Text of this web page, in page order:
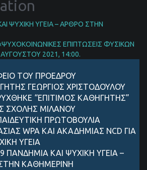
ΨΥΧΙΚH ΥΓΕIΑ – AΡΘΡΟ ΣΤΗΝ
ΕΠΙΠΤΩΣΕΙΣ ΦΥΣΙΚΩΝ
2021, 14:00.
ΤΟΥ ΠΡΟΕΔΡΟΥ
ΓΕΩΡΓΙΟΣ ΧΡΙΣΤΟΔΟΥΛΟΥ
“ΕΠΙΤΙΜΟΣ ΚΑΘΗΓΗΤΗΣ”
ΣΧΟΛΗΣ ΜΙΛΑΝΟΥ
ΠΡΩΤΟΒΟΥΛΙΑ
WPA ΚΑΙ ΑΚΑΔΗΜΙΑΣ NCD ΓΙΑ
ΥΓΕΙΑ
ΠΑΝΔΗΜIΑ ΚΑΙ ΨΥΧΙΚH ΥΓΕIΑ –
ΚΑΘΗΜΕΡΙΝH